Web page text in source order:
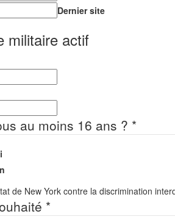
Dernier site
militaire actif
au moins 16 ans ? *
de New York contre la discrimination
*